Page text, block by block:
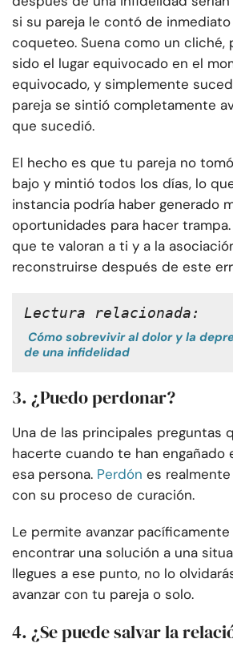
si su pareja le contó de
coqueteo. Suena como un cliché,
sido el lugar equivocado en el
equivocado, y simplemente
pareja se sintió completamente
que sucedió.
El hecho es que tu pareja no
bajo y mintió todos los días, lo
instancia podría haber generado
oportunidades para hacer
que te valoran a ti y a la
reconstruirse después de este
Lectura relacionada:
Cómo sobrevivir al dolor y la
de una infidelidad
3. ¿Puedo perdonar?
Una de las principales preguntas
hacerte cuando te han engañado
esa persona. Perdón es
con su proceso de curación.
Le permite avanzar
encontrar una solución a una
llegues a ese punto, no lo
avanzar con tu pareja o solo.
4. ¿Se puede salvar la